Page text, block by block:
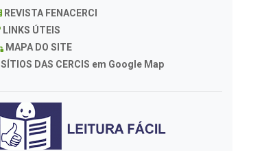
REVISTA FENACERCI
LINKS ÚTEIS
MAPA DO SITE
SÍTIOS DAS CERCIS em Google Map